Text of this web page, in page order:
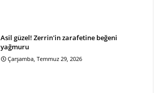
Asil güzel! Zerrin'in zarafetine beğeni
yağmuru
Çarşamba, Temmuz 29, 2026